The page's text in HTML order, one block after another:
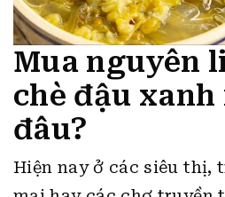
Mua nguyên
chè đậu xanh
đâu?
Hiện nay ở các siêu thị,